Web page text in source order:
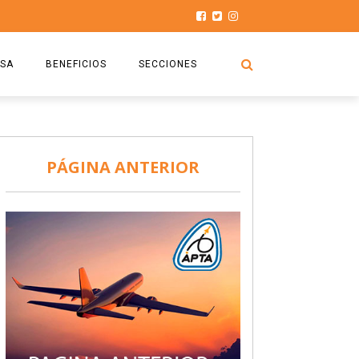
BENEFICIOS
COMISIÓN
SECCIONES
SEGURIDAD AÉREA
TURISMO Y RECREACIÓN
VIDEOS
PÁGINA ANTERIOR